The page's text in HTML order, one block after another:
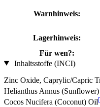
Warnhinweis:
Lagerhinweis:
Für wen?:
Inhaltsstoffe (INCI)
Zinc Oxide, Caprylic/Capric
Helianthus Annus
Cocos Nucifera (Coconut) Oil